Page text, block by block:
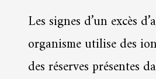
Les signes d’un excès
organisme utilise des
des réserves présentes